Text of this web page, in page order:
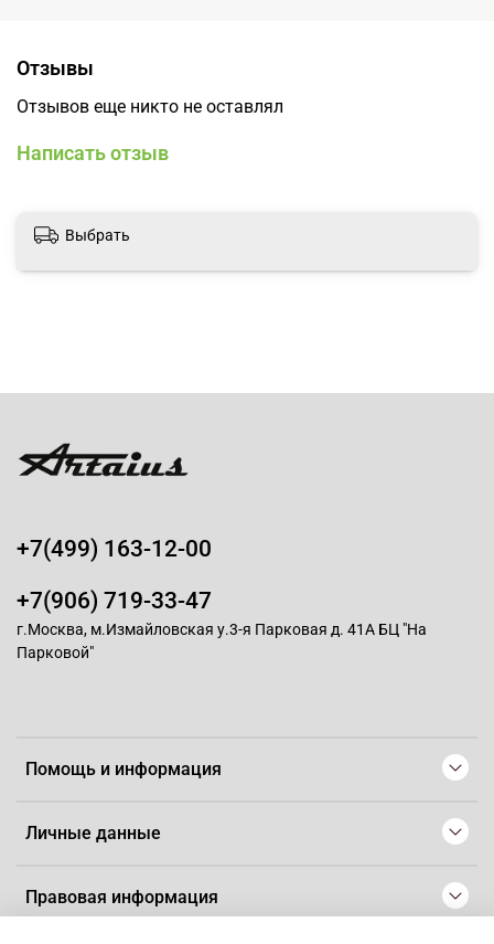
Отзывы
Отзывов еще никто не оставлял
Написать отзыв
Выбрать
Помощь и информация
Личные данные
Правовая информация
+7(499) 163-12-00
+7(906) 719-33-47
г.Москва, м.Измайловская у.3-я Парковая д. 41А БЦ "На
Парковой"